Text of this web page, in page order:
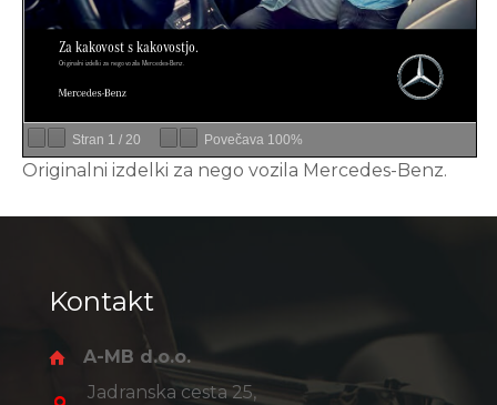
Stran 1 / 20 Povečava 100%
Originalni izdelki za nego vozila Mercedes-Benz.
Kontakt
A-MB d.o.o.
Jadranska cesta 25,